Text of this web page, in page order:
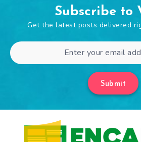
Subscribe to
Get the latest posts delivered
Submit